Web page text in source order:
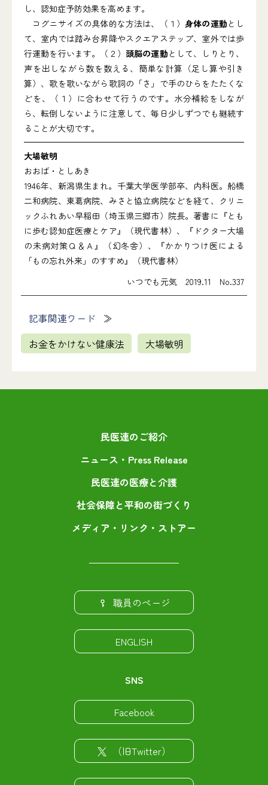
し、認知症予防効果を高めます。
コグニサイズの具体的な方法は、（１）身体の運動 とし
て、室内では踏み台昇降やスクエアステップ、室外では歩
行運動を行います。（２） 頭脳の運動 として、しりとり、
声を出しながら数を数える、簡単な計算（足し算や引き
算）、歌を歌いながら歌詞の「さ」で手のひらをたたくな
どを、（１）に合わせて行うのです。水分補給をしなが
ら、転倒しないように注意して、毎日少しずつでも継続す
ることが大切です。
大場敏明
おおば・としあき
1946年、新潟県生まれ。千葉大学医学部卒、内科医。船橋
二和病院、東葛病院、みさと協立病院などを経て、クリニ
ックふれあい早稲田（埼玉県三郷市）院長。著書に『とも
に歩む認知症医療とケア』（現代書林）、『ドクター大場
の未病対策Ｑ＆Ａ』（幻冬舎）、『かかりつけ医による
「もの忘れ外来」のすすめ』（現代書林）
いつでも元気 2019.11 No.337
記事関連ワード
お金をかけない健康法
大場敏明
民医連のご紹介
ニュース・Press Release
民医連の医療と介護
社会保障と平和の街づくり
メディア・リンク・ストアー
職員のページ
ENGLISH
SNS
Facebook
（旧Twitter）